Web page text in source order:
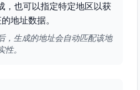
，也可以指定特定地区以获
地址数据。
，生成的地址会自动匹配该地
。